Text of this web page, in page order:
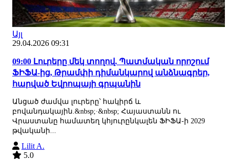
Այլ
29.04.2026 09:31
09:00 Լուրերը մեկ տողով. Պատմական որոշում
ՖԻՖԱ-ից, Թրամփի դիմանկարով անձնագրեր,
հարված Եվրոպայի գրպանին
Անցած ժամվա լուրերը՝ հակիրճ և
բովանդակային.&nbsp;·&nbsp; Հայաստանն ու
Վրաստանը համատեղ կհյուրընկալեն ՖԻՖԱ-ի 2029
թվականի...
Lilit A.
5.0